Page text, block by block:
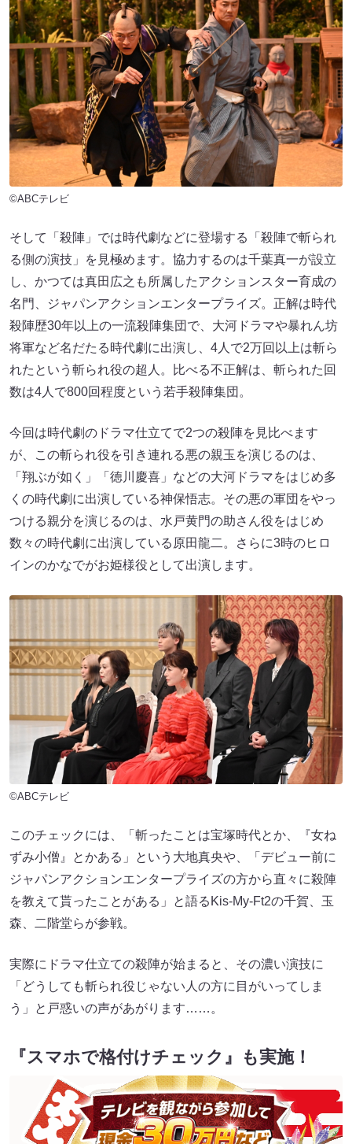
©ABCテレビ
そして「殺陣」では時代劇などに登場する「殺陣で斬られ
る側の演技」を見極めます。協力するのは千葉真一が設立
し、かつては真田広之も所属したアクションスター育成の
名門、ジャパンアクションエンタープライズ。正解は時代
殺陣歴30年以上の一流殺陣集団で、大河ドラマや暴れん坊
将軍など名だたる時代劇に出演し、4人で2万回以上は斬ら
れたという斬られ役の超人。比べる不正解は、斬られた回
数は4人で800回程度という若手殺陣集団。
今回は時代劇のドラマ仕立てで2つの殺陣を見比べます
が、この斬られ役を引き連れる悪の親玉を演じるのは、
「翔ぶが如く」「徳川慶喜」などの大河ドラマをはじめ多
くの時代劇に出演している神保悟志。その悪の軍団をやっ
つける親分を演じるのは、水戸黄門の助さん役をはじめ
数々の時代劇に出演している原田龍二。さらに3時のヒロ
インのかなでがお姫様役として出演します。
©ABCテレビ
このチェックには、「斬ったことは宝塚時代とか、『女ね
ずみ小僧』とかある」という大地真央や、「デビュー前に
ジャパンアクションエンタープライズの方から直々に殺陣
を教えて貰ったことがある」と語るKis-My-Ft2の千賀、玉
森、二階堂らが参戦。
実際にドラマ仕立ての殺陣が始まると、その濃い演技に
「どうしても斬られ役じゃない人の方に目がいってしま
う」と戸惑いの声があがります……。
『スマホで格付けチェック』も実施！